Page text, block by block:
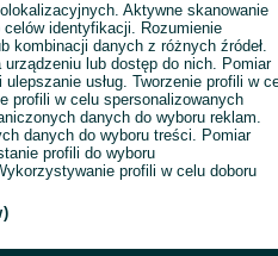
Wyślij wiadomość
Aktywne skanowanie
identyfikacji. Rozumienie
kombinacji danych z różnych źródeł.
lub dostęp do nich. Pomiar
usług. Tworzenie profili w
profili w celu spersonalizowanych
danych do wyboru reklam.
danych do wyboru treści. Pomiar
profili do wyboru
profili w celu doboru